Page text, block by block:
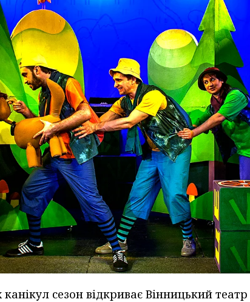
сезон відкриває Вінницький